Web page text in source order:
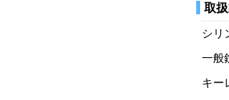
取
シリ
一般
キー